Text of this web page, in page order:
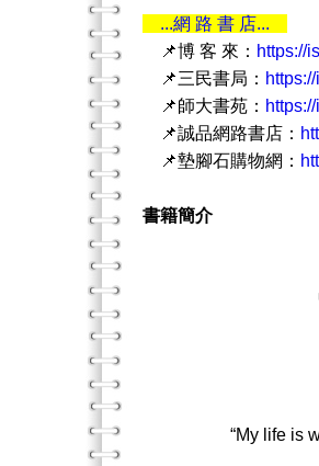
...網 路 書 店...
📌博 客 來： https://
📌三民書局：
📌師大書苑：
📌誠品網路書店：
📌墊腳石購物網：
書籍簡介
中年常感恐懼，
“Being
與佛絡依
「我的人生就是
“My life is what I
The work is